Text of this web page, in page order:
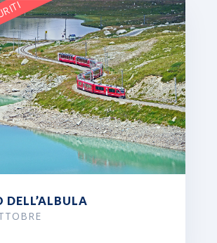
DELL’ALBULA